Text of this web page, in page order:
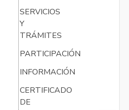
SERVICIOS
Y
TRÁMITES
PARTICIPACIÓN
INFORMACIÓN
CERTIFICADO
DE